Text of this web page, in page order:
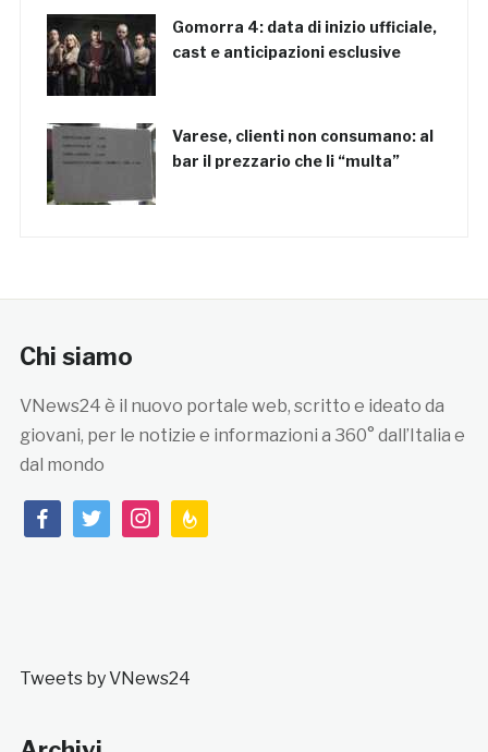
Gomorra 4: data di inizio ufficiale,
cast e anticipazioni esclusive
Varese, clienti non consumano: al
bar il prezzario che li “multa”
Chi siamo
VNews24 è il nuovo portale web, scritto e ideato da
giovani, per le notizie e informazioni a 360° dall’Italia e
dal mondo
facebooktwitterinstagramfeedburner
Tweets by VNews24